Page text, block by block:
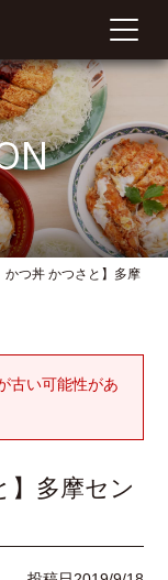
かつ丼 かつさと】多摩
古い可能性があ
】多摩セン